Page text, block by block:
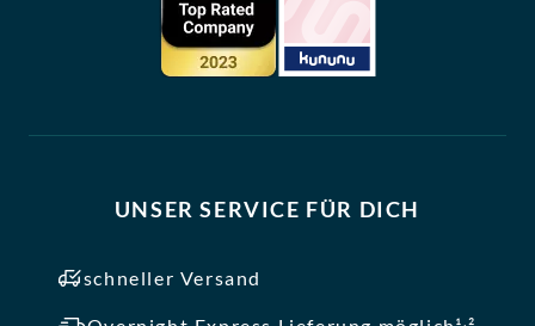
UNSER SERVICE FÜR DICH
schneller Versand
,